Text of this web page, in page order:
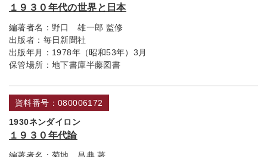
１９３０年代の世界と日本
編著者名： 野口 雄一郎 監修
出版者： 毎日新聞社
出版年月： 1978年（昭和53年）3月
保管場所： 地下書庫半藤図書
資料番号：080006172
1930ネンダイロン
１９３０年代論